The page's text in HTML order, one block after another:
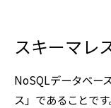
スキーマレ
NoSQLデータベー
ス」であることで